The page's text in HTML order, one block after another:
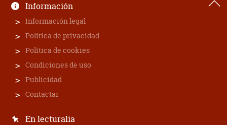
Información
Información legal
Política de privacidad
Política de cookies
Condiciones de uso
Publicidad
Contactar
En lecturalia